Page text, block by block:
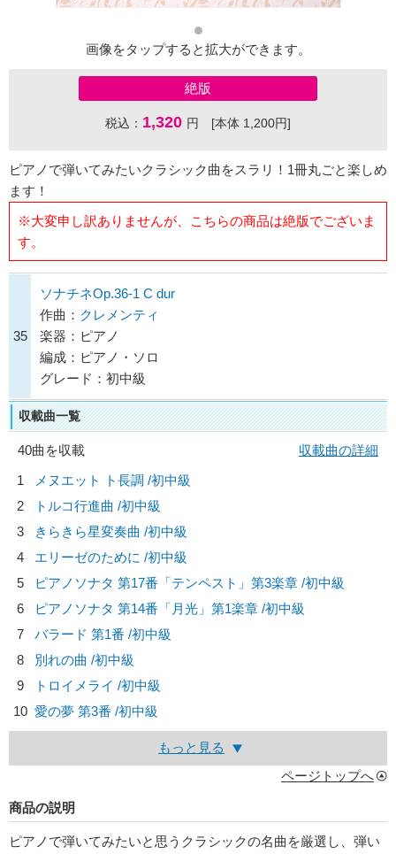
画像をタップすると拡大ができます。
絶版
税込： 1,320 円 [本体 1,200円]
ピアノで弾いてみたいクラシック曲をスラリ！1冊丸ごと楽しめ
ます！
※大変申し訳ありませんが、こちらの商品は絶版でございま
す。
35
ソナチネOp.36-1 C dur
作曲： クレメンティ
楽器：ピアノ
編成：ピアノ・ソロ
グレード：初中級
収載曲一覧
40曲を収載
収載曲の詳細
1
メヌエット ト長調 /初中級
2
トルコ行進曲 /初中級
3
きらきら星変奏曲 /初中級
4
エリーゼのために /初中級
5
ピアノソナタ 第17番「テンペスト」第3楽章 /初中級
6
ピアノソナタ 第14番「月光」第1楽章 /初中級
7
バラード 第1番 /初中級
8
別れの曲 /初中級
9
トロイメライ /初中級
10 愛の夢 第3番 /初中級
もっと見る
ページトップへ
商品の説明
ピアノで弾いてみたいと思うクラシックの名曲を厳選し、弾い